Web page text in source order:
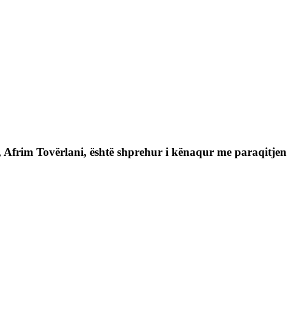
Afrim Tovërlani, është shprehur i kënaqur me paraqitjen